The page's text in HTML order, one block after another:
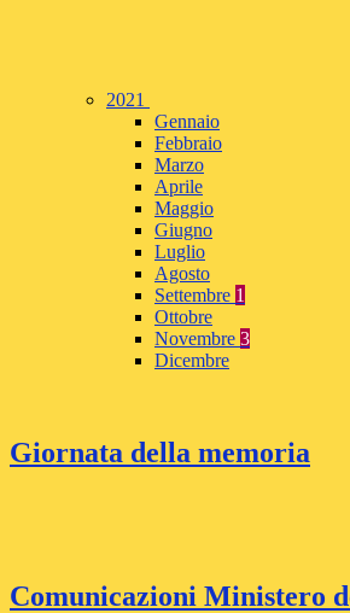
2021
Gennaio
Febbraio
Marzo
Aprile
Maggio
Giugno
Luglio
Agosto
Settembre 1
Ottobre
Novembre 3
Dicembre
Giornata della memoria
Comunicazioni Ministero